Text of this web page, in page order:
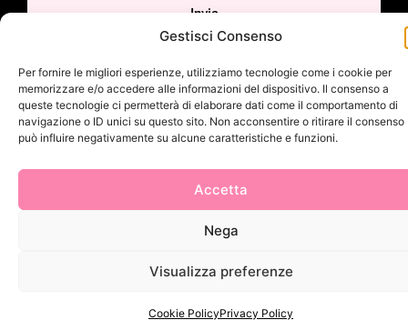
Gestisci Consenso
Per fornire le migliori esperienze, utilizziamo tecnologie come i cookie per
memorizzare e/o accedere alle informazioni del dispositivo. Il consenso a
queste tecnologie ci permetterà di elaborare dati come il comportamento di
navigazione o ID unici su questo sito. Non acconsentire o ritirare il consenso
può influire negativamente su alcune caratteristiche e funzioni.
Accetta
Nega
Visualizza preferenze
Cookie PolicyPrivacy Policy
Invia
2025 Delì |Privacy Policy|Cookie Policy| Made with byJenny
Mina